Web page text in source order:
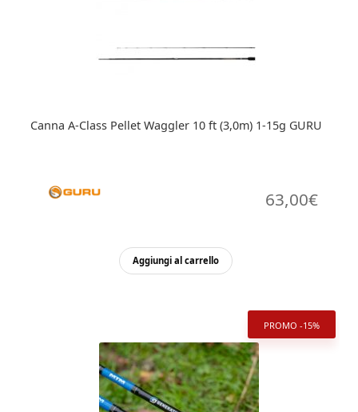
Canna A-Class Pellet Waggler 10 ft (3,0m) 1-15g GURU
63,00€
Aggiungi al carrello
PROMO -15%